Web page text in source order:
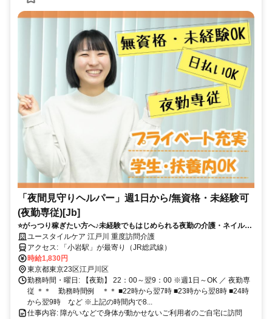
「夜間見守りヘルパー」週1日から/無資格・未経験可
(夜勤専従)[Jb]
⭐️がっつり稼ぎたい方へ♪未経験でもはじめられる夜勤の介護・ネイルな
どオシャレもOK⭐️
ユースタイルケア 江戸川 重度訪問介護
アクセス: 「小岩駅」が最寄り（JR総武線）
時給1,830円
東京都東京23区江戸川区
勤務時間・曜日: 【夜勤】 22：00～翌9：00 ※週1日～OK ／ 夜勤専
従 ＊＊ 勤務時間例 ＊＊ ■22時から翌7時 ■23時から翌8時 ■24時
から翌9時 など ※上記の時間内で8...
仕事内容: 障がいなどで身体が動かせないご利用者のご自宅に訪問